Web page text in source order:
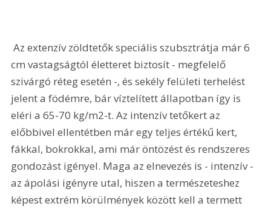
Az extenzív zöldtetők speciális szubsztrátja már 6
cm vastagságtól életteret biztosít - megfelelő
szivárgó réteg esetén -, és sekély felületi terhelést
jelent a födémre, bár víztelített állapotban így is
eléri a 65-70 kg/m2-t. Az intenzív tetőkert az
előbbivel ellentétben már egy teljes értékű kert,
fákkal, bokrokkal, ami már öntözést és rendszeres
gondozást igényel. Maga az elnevezés is - intenzív -
az ápolási igényre utal, hiszen a természeteshez
képest extrém körülmények között kell a termett